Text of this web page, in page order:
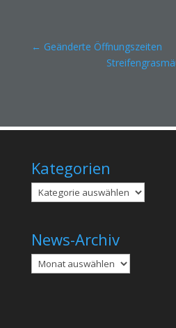
← Geänderte Öffnungszeiten
Kategorien
Kategorien
News-Archiv
Archiv